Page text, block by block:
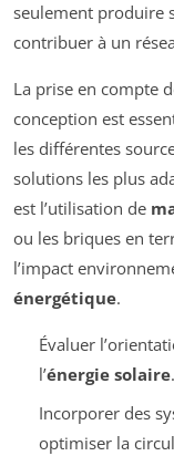
seulement produire
contribuer à un
La prise en compte
conception est
les différentes
solutions les plus
est l’utilisation de
ou les briques en
l’impact
énergétique.
Évaluer
l’énergie solaire.
Incorporer des
optimiser la